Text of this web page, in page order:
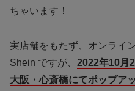
ちゃいます！
実店舗をもたず、オンライ
Shein ですが、 2022年10月
大阪・心斎橋にてポップア